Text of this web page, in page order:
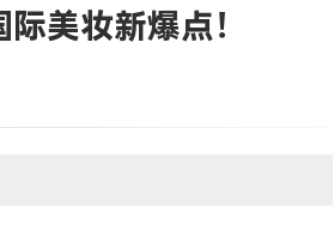
美妆新爆点！